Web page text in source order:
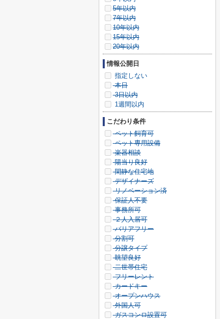
5年以内
7年以内
10年以内
15年以内
20年以内
情報公開日
指定しない
本日
3日以内
1週間以内
こだわり条件
ペット飼育可
ペット専用設備
楽器相談
陽当り良好
閑静な住宅地
デザイナーズ
リノベーション済
保証人不要
事務所可
２人入居可
バリアフリー
分割可
分譲タイプ
眺望良好
二世帯住宅
フリーレント
カードキー
オープンハウス
外国人可
ガスコンロ設置可